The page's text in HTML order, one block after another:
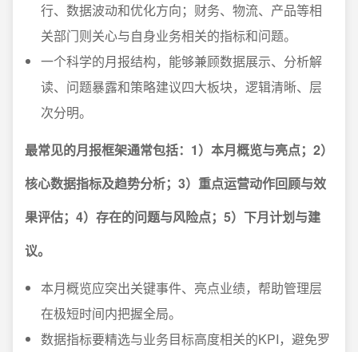
行、数据波动和优化方向；财务、物流、产品等相
关部门则关心与自身业务相关的指标和问题。
一个科学的月报结构，能够兼顾数据展示、分析解
读、问题暴露和策略建议四大板块，逻辑清晰、层
次分明。
最常见的月报框架通常包括：1）本月概览与亮点；2）
核心数据指标及趋势分析；3）重点运营动作回顾与效
果评估；4）存在的问题与风险点；5）下月计划与建
议。
本月概览应突出关键事件、亮点业绩，帮助管理层
在极短时间内把握全局。
数据指标要精选与业务目标高度相关的KPI，避免罗